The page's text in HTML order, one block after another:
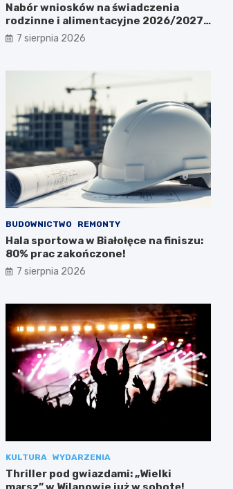
Nabór wniosków na świadczenia
rodzinne i alimentacyjne 2026/2027
już w lipcu!
7 sierpnia 2026
BUDOWNICTWO REMONTY
Hala sportowa w Białołęce na finiszu:
80% prac zakończone!
7 sierpnia 2026
KULTURA WYDARZENIA
Thriller pod gwiazdami: „Wielki